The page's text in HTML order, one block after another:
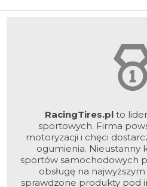
RacingTires.pl to
sportowych. Firma
motoryzacji i chęci
ogumienia. Nieustanny
sportów samochodowych
obsługę na
sprawdzone produkty pod